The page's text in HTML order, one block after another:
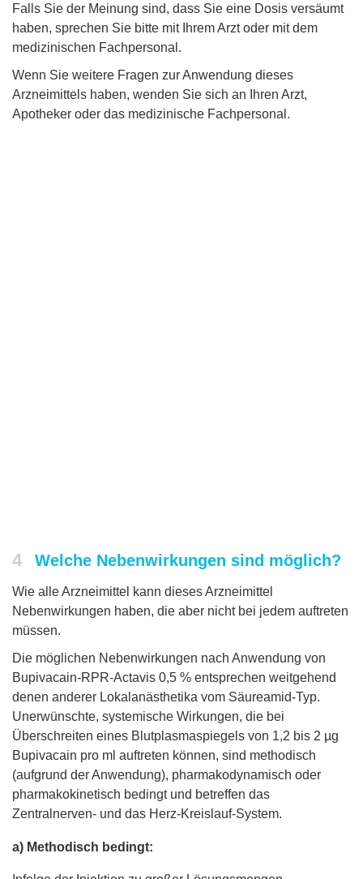
Falls Sie der Meinung sind, dass Sie eine Dosis versäumt
haben, sprechen Sie bitte mit Ihrem Arzt oder mit dem
medizinischen Fachpersonal.
Wenn Sie weitere Fragen zur Anwendung dieses
Arzneimittels haben, wenden Sie sich an Ihren Arzt,
Apotheker oder das medizinische Fachpersonal.
4 Welche Nebenwirkungen sind möglich?
Wie alle Arzneimittel kann dieses Arzneimittel
Nebenwirkungen haben, die aber nicht bei jedem auftreten
müssen.
Die möglichen Nebenwirkungen nach Anwendung von
Bupivacain-RPR-Actavis 0,5 % entsprechen weitgehend
denen anderer Lokalanästhetika vom Säureamid-Typ.
Unerwünschte, systemische Wirkungen, die bei
Überschreiten eines Blutplasmaspiegels von 1,2 bis 2 µg
Bupivacain pro ml auftreten können, sind methodisch
(aufgrund der Anwendung), pharmakodynamisch oder
pharmakokinetisch bedingt und betreffen das
Zentralnerven- und das Herz-Kreislauf-System.
a) Methodisch bedingt: